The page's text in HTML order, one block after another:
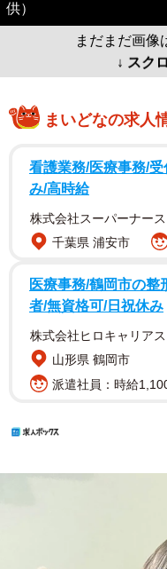
供）
まだまだ画像
↓ スク
まいどなの求人
看護業務/医療事務/
み/高時給
株式会社スーパーナース
千葉県 浦安市
医療事務/鶴岡市の整
者/無資格可/日祝休み
株式会社ヒロキャリア
山形県 鶴岡市
派遣社員：時給